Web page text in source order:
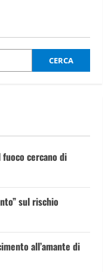
CERCA
cercano di
sul rischio
all’amante di